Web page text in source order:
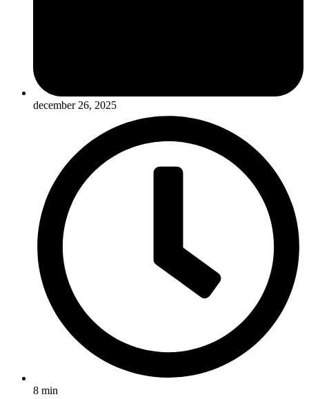
december 26, 2025
8 min